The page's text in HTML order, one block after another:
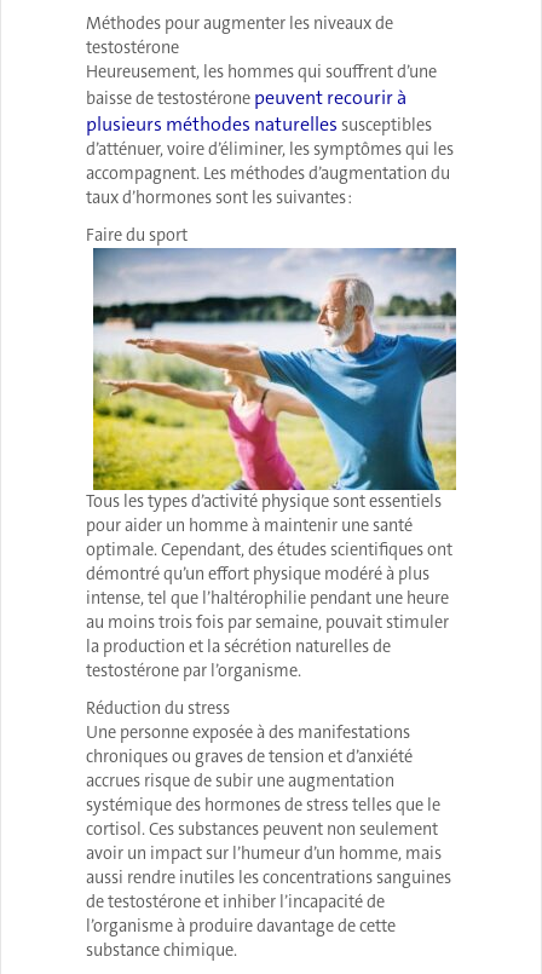
Méthodes pour augmenter les niveaux de
testostérone
Heureusement, les hommes qui souffrent d’une
baisse de testostérone peuvent recourir à
plusieurs méthodes naturelles susceptibles
d’atténuer, voire d’éliminer, les symptômes qui les
accompagnent. Les méthodes d’augmentation du
taux d’hormones sont les suivantes :
Faire du sport
Tous les types d’activité physique sont essentiels
pour aider un homme à maintenir une santé
optimale. Cependant, des études scientifiques ont
démontré qu’un effort physique modéré à plus
intense, tel que l’haltérophilie pendant une heure
au moins trois fois par semaine, pouvait stimuler
la production et la sécrétion naturelles de
testostérone par l’organisme.
Réduction du stress
Une personne exposée à des manifestations
chroniques ou graves de tension et d’anxiété
accrues risque de subir une augmentation
systémique des hormones de stress telles que le
cortisol. Ces substances peuvent non seulement
avoir un impact sur l’humeur d’un homme, mais
aussi rendre inutiles les concentrations sanguines
de testostérone et inhiber l’incapacité de
l’organisme à produire davantage de cette
substance chimique.